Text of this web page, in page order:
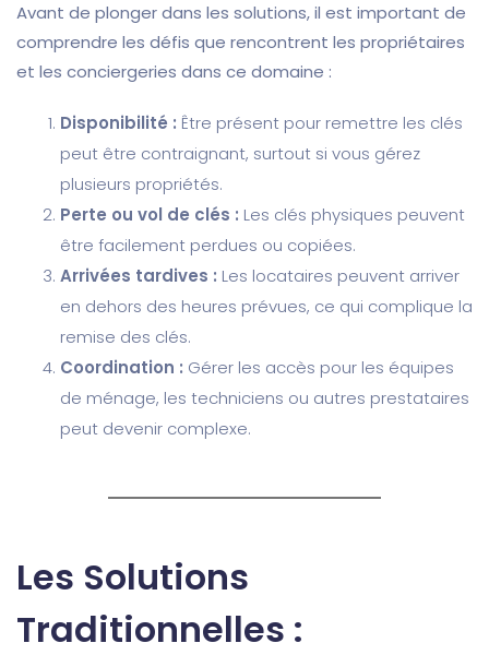
Avant de plonger dans les solutions, il est important de
comprendre les défis que rencontrent les propriétaires
et les conciergeries dans ce domaine :
Disponibilité : Être présent pour remettre les clés
peut être contraignant, surtout si vous gérez
plusieurs propriétés.
Perte ou vol de clés : Les clés physiques peuvent
être facilement perdues ou copiées.
Arrivées tardives : Les locataires peuvent arriver
en dehors des heures prévues, ce qui complique la
remise des clés.
Coordination : Gérer les accès pour les équipes
de ménage, les techniciens ou autres prestataires
peut devenir complexe.
Les Solutions
Traditionnelles :